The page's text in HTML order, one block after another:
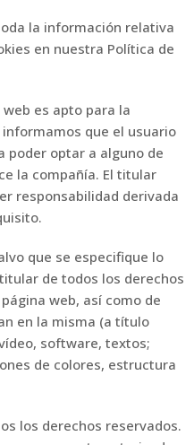
la información relativa
en nuestra Política de
es apto para la
que el usuario
poder optar a alguno de
la compañía. El titular
responsabilidad derivada
que se especifique lo
de todos los derechos
web, así como de
en la misma (a título
software, textos;
de colores, estructura
los derechos reservados.